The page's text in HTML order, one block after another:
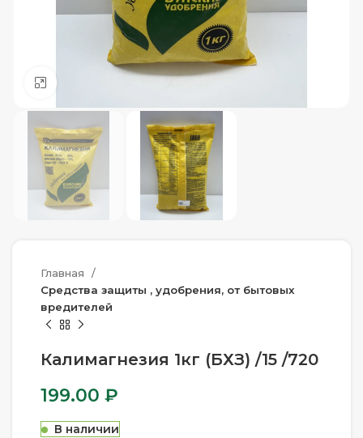
Нажмите, чтобы увеличить
Главная
Средства защиты , удобрения, от бытовых
вредителей
Калимагнезия 1кг (БХЗ) /15 /720
199.00 ₽
В наличии